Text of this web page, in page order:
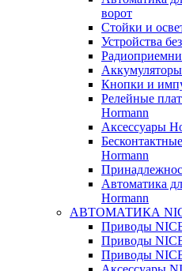
ворот
Стойки и
Устройства
Кнопки и
Релейные
Hormann
Аксессуары
Hormann
Автоматика
Hormann
АВТОМАТИКА
Приводы
Приводы
Приводы